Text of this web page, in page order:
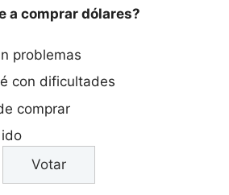
a comprar dólares?
problemas
con dificultades
comprar